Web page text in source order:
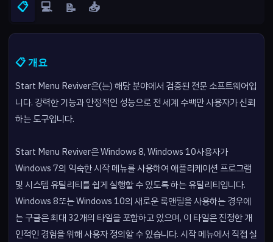
📋 💻 📝 📥
📋 개요
Start Menu Reviver은(는) 해당 분야에서 검증된 전문 소프트웨어입
니다. 강력한 기능과 안정적인 성능으로 전 세계 수백만 사용자가 신뢰
하는 도구입니다.
Start Menu Reviver은 Windows 8, Windows 10사용자가
Windows 7의 익숙한 시작 메뉴를 사용하여 애플리케이션 프로그램
및 시스템 유틸리티를 쉽게 실행할 수 있도록 하는 유틸리티입니다.
Windows 8또는 Windows 10의 새로운 룩앤필을 사용하는 경우에
는 구글은 최대 32개의 타일을 포함하고 있으며, 이 타일은 진정한 개
인적인 경험을 위해 사용자 정의할 수 있습니다. 시작 메뉴에서 직접 실